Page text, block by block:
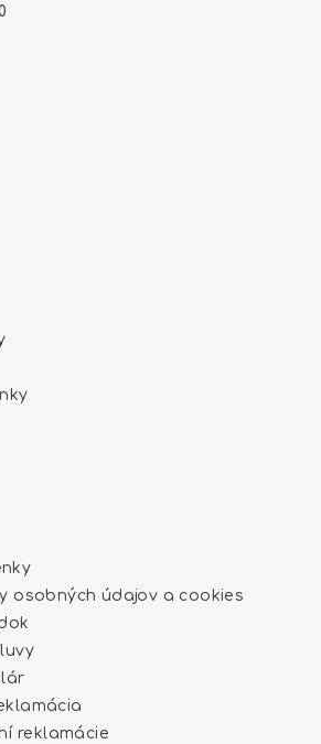
osobných údajov a cookies
reklamácie